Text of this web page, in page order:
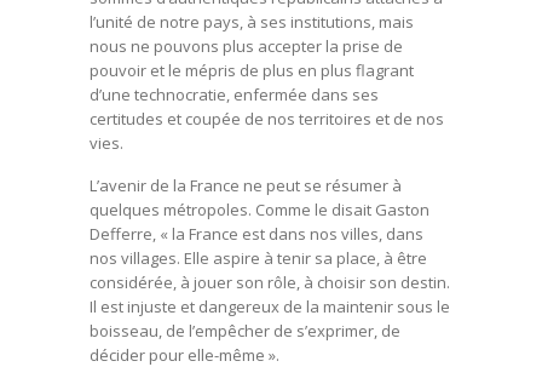
l’unité de notre pays, à ses institutions, mais
nous ne pouvons plus accepter la prise de
pouvoir et le mépris de plus en plus flagrant
d’une technocratie, enfermée dans ses
certitudes et coupée de nos territoires et de nos
vies.
L’avenir de la France ne peut se résumer à
quelques métropoles. Comme le disait Gaston
Defferre, « la France est dans nos villes, dans
nos villages. Elle aspire à tenir sa place, à être
considérée, à jouer son rôle, à choisir son destin.
Il est injuste et dangereux de la maintenir sous le
boisseau, de l’empêcher de s’exprimer, de
décider pour elle-même ».